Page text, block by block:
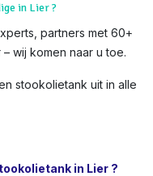
in Lier ?
partners met 60+
wij komen naar u toe.
stookolietank uit in alle
in Lier ?